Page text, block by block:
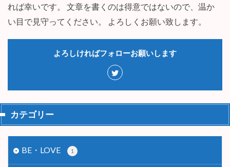
れば幸いです。 文章を書くのは得意ではないので、温か
い目で見守ってください。 よろしくお願い致します。
よろしければフォローお願いします
カテゴリー
BE・LOVE 1